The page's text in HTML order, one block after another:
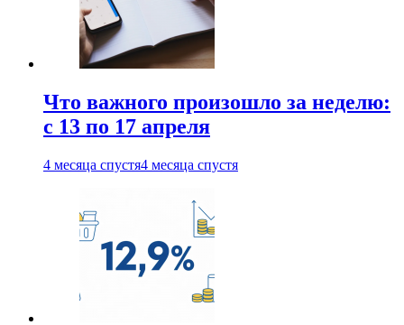
Что важного произошло за неделю:
с 13 по 17 апреля
4 месяца спустя4 месяца спустя